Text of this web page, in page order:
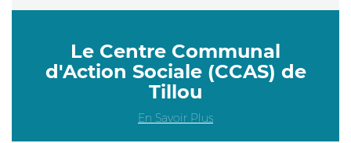
Le Centre Communal
d'Action Sociale (CCAS) de
Tillou
En Savoir Plus